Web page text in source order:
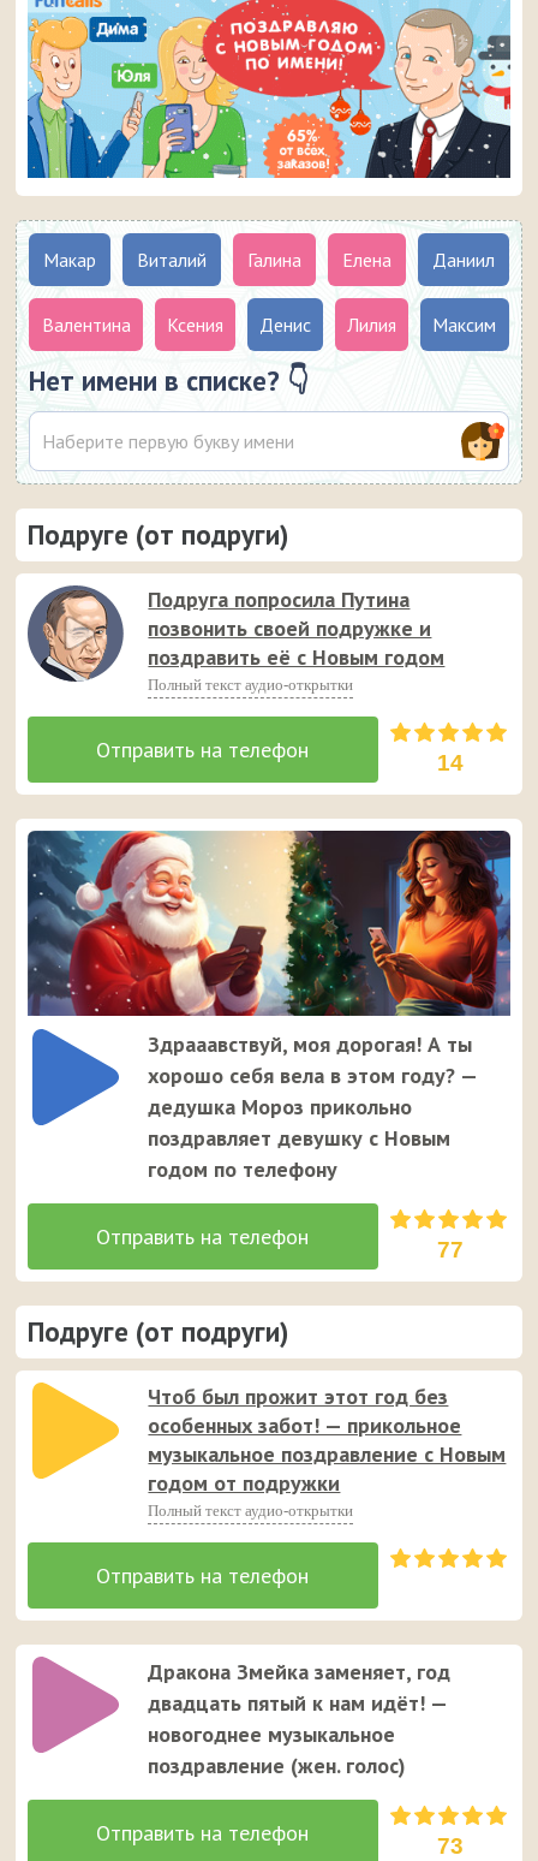
Макар Виталий Галина Елена Даниил
Валентина Ксения Денис Лилия Максим
Нет имени в списке? 👇
Подруге (от подруги)
Подруга попросила Путина
позвонить своей подружке и
поздравить её с Новым годом
Полный текст аудио-открытки
14
Здрааавствуй, моя дорогая! А ты
хорошо себя вела в этом году? —
дедушка Мороз прикольно
поздравляет девушку с Новым
годом по телефону
77
Подруге (от подруги)
Чтоб был прожит этот год без
особенных забот! — прикольное
музыкальное поздравление с Новым
годом от подружки
Полный текст аудио-открытки
Дракона Змейка заменяет, год
двадцать пятый к нам идёт! —
новогоднее музыкальное
поздравление (жен. голос)
73